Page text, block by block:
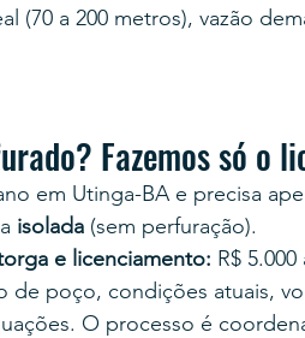
(70 a 200 metros), vazão
Fazemos só o
em Utinga-BA e precisa
isolada (sem perfuração).
e licenciamento: R$ 5.000
de poço, condições atuais,
O processo é